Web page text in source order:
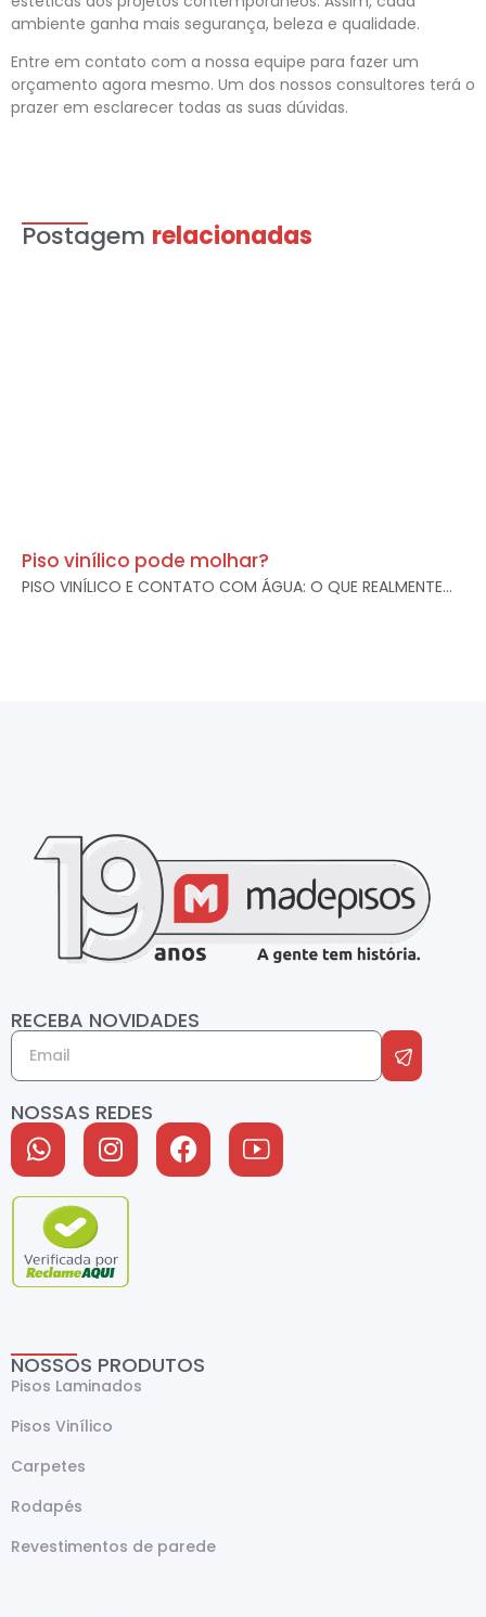
ambiente ganha mais segurança, beleza e qualidade.
Entre em contato com a nossa equipe para fazer um
orçamento agora mesmo. Um dos nossos consultores terá o
prazer em esclarecer todas as suas dúvidas.
Postagem relacionadas
Piso vinílico pode molhar?
PISO VINÍLICO E CONTATO COM ÁGUA: O QUE REALMENTE...
RECEBA NOVIDADES
NOSSAS REDES
NOSSOS PRODUTOS
Pisos Laminados
Pisos Vinílico
Carpetes
Rodapés
Revestimentos de parede